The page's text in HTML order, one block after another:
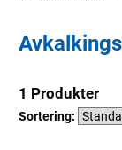
1 Produkter
Sortering: